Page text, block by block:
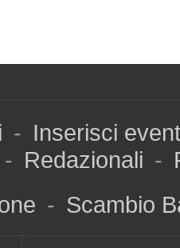
- Inserisci
- Redazionali -
- Scambio